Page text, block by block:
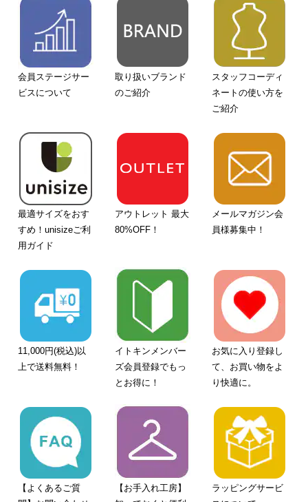
会員ステージサー
ビスについて
取り扱いブランド
のご紹介
スタッフコーディ
ネートの使い方を
ご紹介
最適サイズをおす
すめ！unisizeご利
用ガイド
アウトレット 最大
80%OFF！
メールマガジン会
員様募集中！
11,000円(税込)以
上で送料無料！
イトキンメンバー
ズ会員登録でもっ
とお得に！
お気に入り登録し
て、お買い物をよ
り快適に。
【よくあるご質
【お手入れ工房】
ラッピングサービ